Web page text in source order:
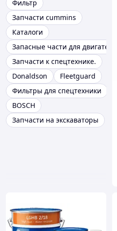
Фильтр
Запчасти cummins
Каталоги
Запасные части для двигателей
Запчасти к спецтехнике.
Donaldson
Fleetguard
Фильтры для спецтехники
BOSCH
Запчасти на экскаваторы